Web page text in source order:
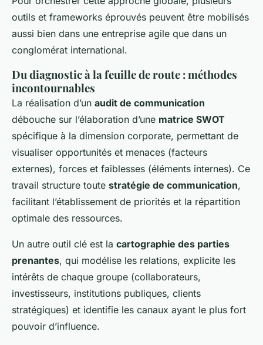
outils et frameworks éprouvés peuvent être mobilisés
aussi bien dans une entreprise agile que dans un
conglomérat international.
Du diagnostic à la feuille de route : méthodes
incontournables
La réalisation d’un audit de communication
débouche sur l’élaboration d’une matrice SWOT
spécifique à la dimension corporate, permettant de
visualiser opportunités et menaces (facteurs
externes), forces et faiblesses (éléments internes). Ce
travail structure toute stratégie de communication,
facilitant l’établissement de priorités et la répartition
optimale des ressources.
Un autre outil clé est la cartographie des parties
prenantes, qui modélise les relations, explicite les
intérêts de chaque groupe (collaborateurs,
investisseurs, institutions publiques, clients
stratégiques) et identifie les canaux ayant le plus fort
pouvoir d’influence.